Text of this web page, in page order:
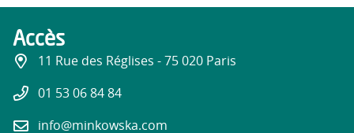
Accès
11 Rue des Réglises - 75 020 Paris
01 53 06 84 84
info@minkowska.com